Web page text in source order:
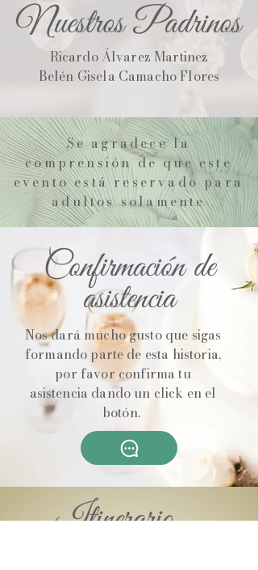
Nuestros Padrinos
Ricardo Álvarez Martinez
Belén Gisela Camacho Flores
Se agradece la
comprensión de que este
evento está reservado para
adultos solamente
Confirmación de
asistencia
Nos dará mucho gusto que sigas
formando parte de esta historia,
por favor confirma tu
asistencia dando un click en el
botón.
Itinerario